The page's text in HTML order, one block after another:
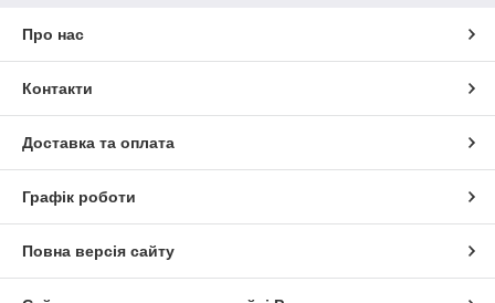
Про нас
Контакти
Доставка та оплата
Графік роботи
Повна версія сайту